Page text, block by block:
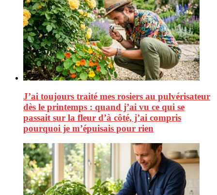
J’ai toujours traité mes rosiers au pulvérisateur
dès le printemps : quand j’ai vu ce qui se
passait sur la fleur d’à côté, j’ai compris
pourquoi je m’épuisais pour rien